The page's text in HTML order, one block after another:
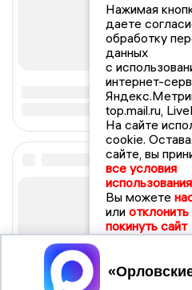
Нажимая
даете
обработку
данных
с
интернет-
top.mail.ru,
На сайте
cookie.
сайте, вы
все условия
Вы можете
или отклонить
покинуть сайт
Принять